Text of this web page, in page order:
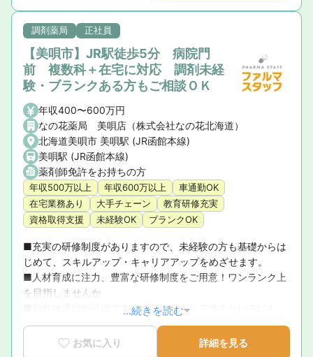
調剤薬局 正社員
【美唄市】JR駅徒歩5分 病院門
前 複数科＋在宅に対応 調剤未経
験・ブランクある方もご相談ＯＫ
年収400〜600万円
なの花薬局 美唄店（株式会社なの花北海道）
北海道美唄市 美唄駅 (JR函館本線)
美唄駅 (JR函館本線)
薬剤師免許をお持ちの方
年収500万以上 年収600万以上
車通勤OK
在宅業務あり
大手チェーン
教育研修充実
資格取得支援
未経験OK ブランクOK
■充実の研修制度がありますので、未経験の方も基礎からは
じめて、スキルアップ・キャリアアップをめざせます。
■人材育成に注力、豊富な研修制度をご用意！ワンランク上
を目指しませんか
■勤務地選択が可能です。地域に根ざして働きたい方にもオ
ススメ！無理な異動はありません。
...続きを読む
お気に入り 詳細を見る